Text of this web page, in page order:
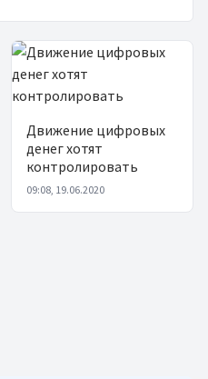
Движение цифровых
денег хотят
контролировать
09:08, 19.06.2020